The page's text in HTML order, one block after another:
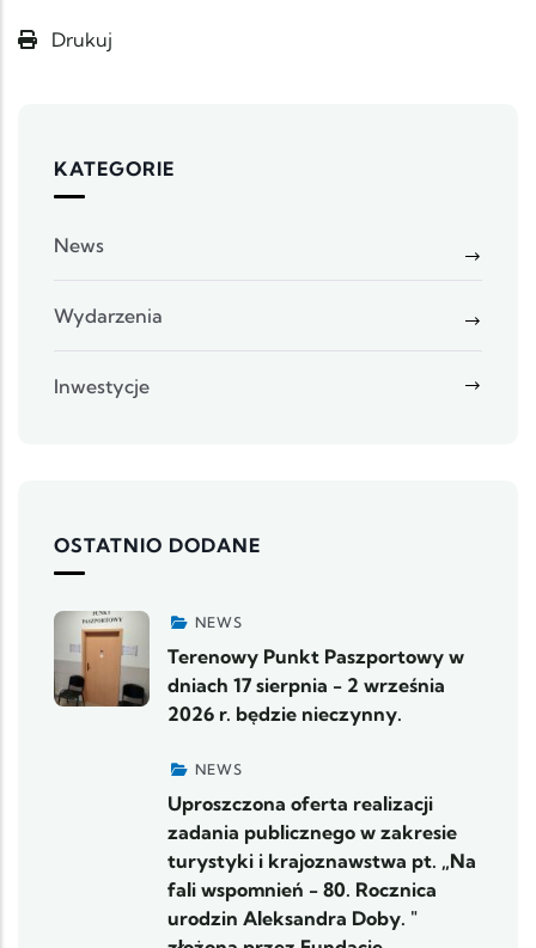
Drukuj
KATEGORIE
News
Wydarzenia
Inwestycje
OSTATNIO DODANE
NEWS
Terenowy Punkt Paszportowy w
dniach 17 sierpnia - 2 września
2026 r. będzie nieczynny.
NEWS
Uproszczona oferta realizacji
zadania publicznego w zakresie
turystyki i krajoznawstwa pt. „Na
fali wspomnień - 80. Rocznica
urodzin Aleksandra Doby. "